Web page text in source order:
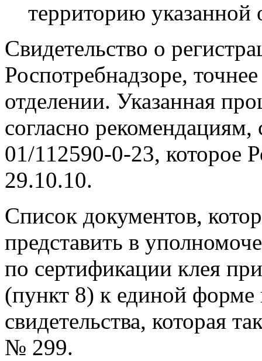
территорию указанной
Свидетельство о
Роспотребнадзоре,
отделении. Указанная
согласно
01/112590-0-23, которое
29.10.10.
Список документов,
представить в
по сертификации клея
(пункт 8) к единой
свидетельства, которая
№ 299.